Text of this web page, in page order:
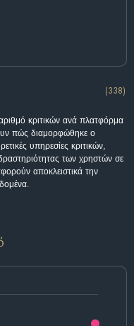
(338)
κριτικών ανά πλατφόρμα
πώς διαμορφώθηκε ο
υπηρεσίες κριτικών,
των χρηστών σε
αποκλειστικά την